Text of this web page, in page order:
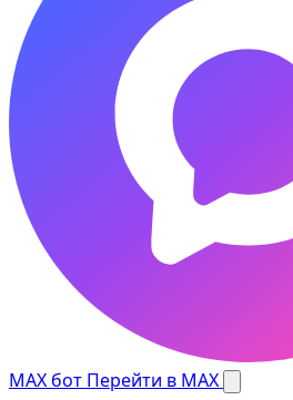
MAX бот Перейти в MAX